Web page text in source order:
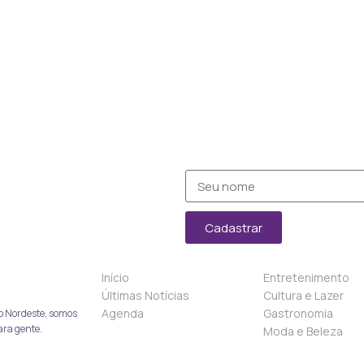
Cadastrar
Nordeste, somos
gente.
Início
Últimas Notícias
Agenda
Entretenimento
Cultura e Lazer
Gastronomia
Moda e Beleza